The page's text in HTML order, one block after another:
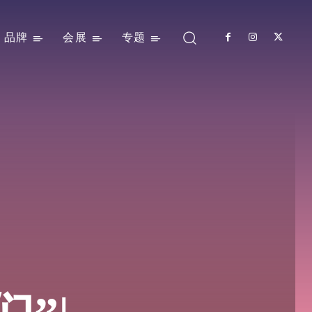
品牌 会展 专题